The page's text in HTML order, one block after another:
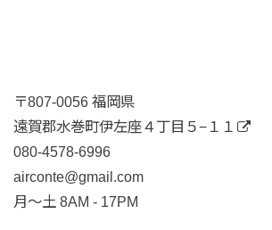
〒807-0056 福岡県
遠賀郡水巻町伊左座４丁目５−１１
080-4578-6996
airconte@gmail.com
月〜土 8AM - 17PM